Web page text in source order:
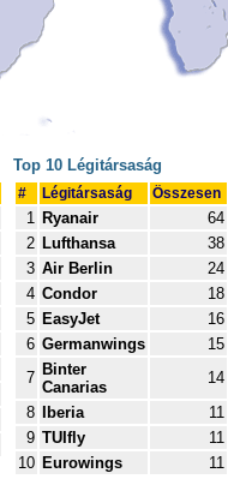
Top 10 Légitársaság
# Légitársaság Összesen
1 Ryanair
64
2 Lufthansa
38
3 Air Berlin
24
4 Condor
18
5 EasyJet
16
6 Germanwings
15
7 Binter
Canarias
14
8
Iberia
11
9 TUIfly
11
10 Eurowings 11